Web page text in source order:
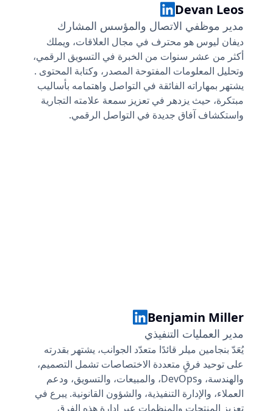
Devan Leos
مدير موظفي الاتصال والمؤسس المشارك
ديفان ليوس هو محترف في مجال العلاقات، ويملك
أكثر من عشر سنوات من الخبرة في التسويق الرقمي،
وتحليل المعلومات المفتوحة المصدر، وكتابة المحتوى .
يشتهر بمهاراته الفائقة في التواصل واهتمامه بأساليب
مبتكرة، حيث يزدهر في تعزيز سمعة علامته التجارية
واستكشاف آفاق جديدة في التواصل الرقمي.
Benjamin Miller
مدير العمليات التنفيذي
يُعَدّ بنجامين ميلر قائدًا متعدّد الجوانب، يشتهر بقدرته
على توحيد فرقٍ متعددة الاختصاصات تشمل التصميم،
والهندسة، وDevOps، والمبيعات، والتسويق، ودعم
العملاء، والإدارة التنفيذية، والشؤون القانونية. يبرع في
تعزيز المنتجات والمنظمات عبر إدارة هذه الفرق